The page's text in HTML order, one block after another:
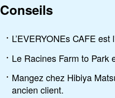
Conseils
L’EVERYONEs CAFE
Le Racines Farm to Park
Mangez chez Hibiya
ancien client.